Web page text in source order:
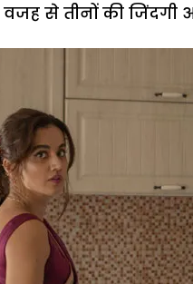
से तीनों की जिंदगी